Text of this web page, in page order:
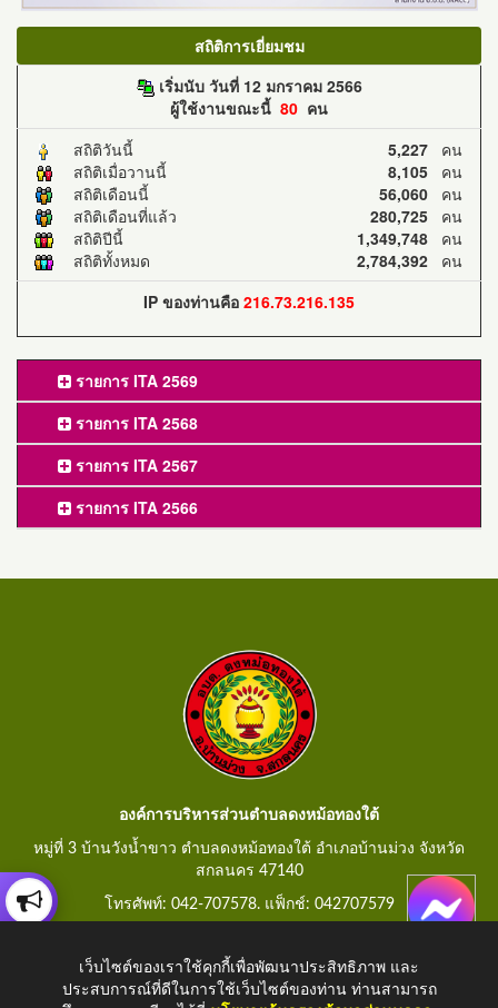
สถิติการเยี่ยมชม
เริ่มนับ วันที่ 12 มกราคม 2566
ผู้ใช้งานขณะนี้ 80 คน
สถิติวันนี้
5,227 คน
สถิติเมื่อวานนี้
8,105 คน
สถิติเดือนนี้
56,060 คน
สถิติเดือนที่แล้ว
280,725 คน
สถิติปีนี้
1,349,748 คน
สถิติทั้งหมด
2,784,392 คน
IP ของท่านคือ 216.73.216.135
รายการ ITA 2569
รายการ ITA 2568
รายการ ITA 2567
รายการ ITA 2566
องค์การบริหารส่วนตำบลดงหม้อทองใต้
หมู่ที่ 3 บ้านวังน้ำขาว ตำบลดงหม้อทองใต้ อำเภอบ้านม่วง จังหวัด
สกลนคร 47140
โทรศัพท์: 042-707578. แฟ็กช์: 042707579
เว็บไซต์ของเราใช้คุกกี้เพื่อพัฒนาประสิทธิภาพ และ
ประสบการณ์ที่ดีในการใช้เว็บไซต์ของท่าน ท่านสามารถ